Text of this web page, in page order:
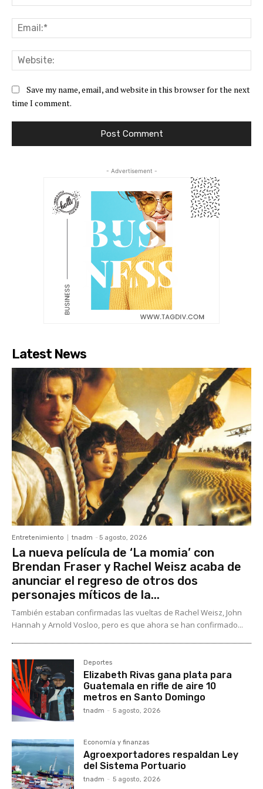
Save my name, email, and website in this browser for the next
time I comment.
- Advertisement -
Latest News
Entretenimiento tnadm - 5 agosto, 2026
La nueva película de ‘La momia’ con
Brendan Fraser y Rachel Weisz acaba de
anunciar el regreso de otros dos
personajes míticos de la...
También estaban confirmadas las vueltas de Rachel Weisz, John
Hannah y Arnold Vosloo, pero es que ahora se han confirmado...
Deportes
Elizabeth Rivas gana plata para
Guatemala en rifle de aire 10
metros en Santo Domingo
tnadm - 5 agosto, 2026
Economía y finanzas
Agroexportadores respaldan Ley
del Sistema Portuario
tnadm - 5 agosto, 2026